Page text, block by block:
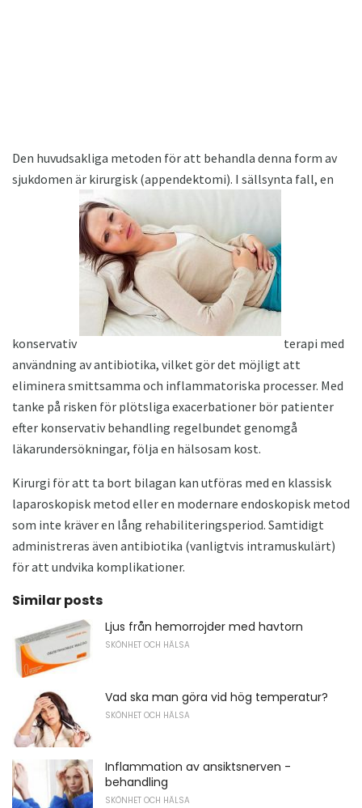
Den huvudsakliga metoden för att behandla denna form av
sjukdomen är kirurgisk (appendektomi). I sällsynta fall, en
konservativ
terapi med
användning av antibiotika, vilket gör det möjligt att
eliminera smittsamma och inflammatoriska processer. Med
tanke på risken för plötsliga exacerbationer bör patienter
efter konservativ behandling regelbundet genomgå
läkarundersökningar, följa en hälsosam kost.
Kirurgi för att ta bort bilagan kan utföras med en klassisk
laparoskopisk metod eller en modernare endoskopisk metod
som inte kräver en lång rehabiliteringsperiod. Samtidigt
administreras även antibiotika (vanligtvis intramuskulärt)
för att undvika komplikationer.
Similar posts
Ljus från hemorrojder med havtorn
SKÖNHET OCH HÄLSA
Vad ska man göra vid hög temperatur?
SKÖNHET OCH HÄLSA
Inflammation av ansiktsnerven -
behandling
SKÖNHET OCH HÄLSA